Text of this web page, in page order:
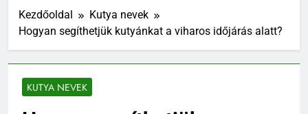
Kezdőoldal
Kutya nevek
Hogyan segíthetjük kutyánkat a viharos időjárás alatt?
KUTYA NEVEK